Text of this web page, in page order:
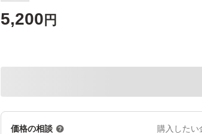
5,200 円
価格の相談